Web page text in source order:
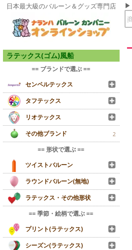
日本最大級のバルーン＆グッズ専門店
ラテックス(ゴム)風船
== ブランドで選ぶ ==
センペルテックス
タフテックス
リオテックス
その他ブランド
2
== 形状で選ぶ ==
ツイストバルーン
ラウンドバルーン(無地)
ラテックス・その他形状
== 季節・絵柄で選ぶ ==
プリント(ラテックス)
シーズン(ラテックス)